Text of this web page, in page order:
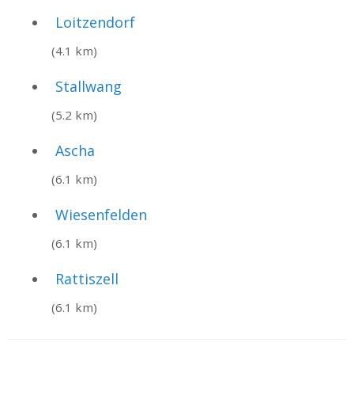
Loitzendorf
(4.1 km)
Stallwang
(5.2 km)
Ascha
(6.1 km)
Wiesenfelden
(6.1 km)
Rattiszell
(6.1 km)